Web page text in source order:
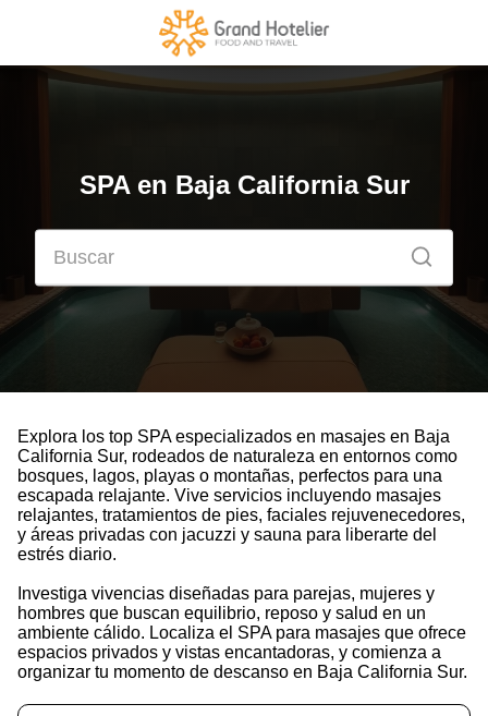
SPA en Baja California Sur
Explora los top SPA especializados en masajes en Baja
California Sur, rodeados de naturaleza en entornos como
bosques, lagos, playas o montañas, perfectos para una
escapada relajante. Vive servicios incluyendo masajes
relajantes, tratamientos de pies, faciales rejuvenecedores,
y áreas privadas con jacuzzi y sauna para liberarte del
estrés diario.
Investiga vivencias diseñadas para parejas, mujeres y
hombres que buscan equilibrio, reposo y salud en un
ambiente cálido. Localiza el SPA para masajes que ofrece
espacios privados y vistas encantadoras, y comienza a
organizar tu momento de descanso en Baja California Sur.